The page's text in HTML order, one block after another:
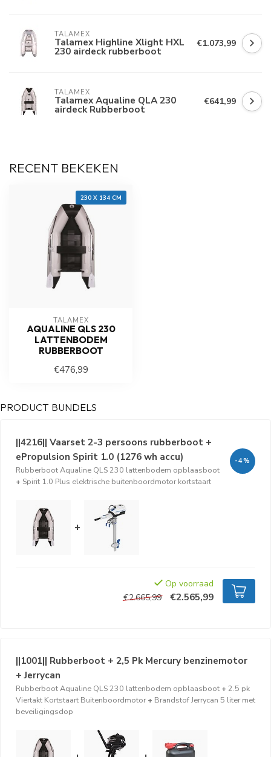
TALAMEX
Talamex Highline Xlight HXL
230 airdeck rubberboot
€1.073,99
TALAMEX
Talamex Aqualine QLA 230
airdeck Rubberboot
€641,99
RECENT BEKEKEN
230 X 134 CM
TALAMEX
AQUALINE QLS 230
LATTENBODEM
RUBBERBOOT
€476,99
PRODUCT BUNDELS
||4216|| Vaarset 2-3 persoons rubberboot +
ePropulsion Spirit 1.0 (1276 wh accu)
Rubberboot Aqualine QLS 230 lattenbodem opblaasboot
+ Spirit 1.0 Plus elektrische buitenboordmotor kortstaart
-4%
+
Op voorraad
€2.665,99
€2.565,99
||1001|| Rubberboot + 2,5 Pk Mercury benzinemotor
+ Jerrycan
Rubberboot Aqualine QLS 230 lattenbodem opblaasboot + 2.5 pk
Viertakt Kortstaart Buitenboordmotor + Brandstof Jerrycan 5 liter met
beveiligingsdop